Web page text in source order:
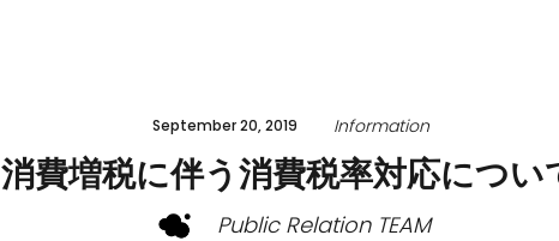
September 20, 2019 Information
消費増税に伴う消費税率対応につい
Public Relation TEAM